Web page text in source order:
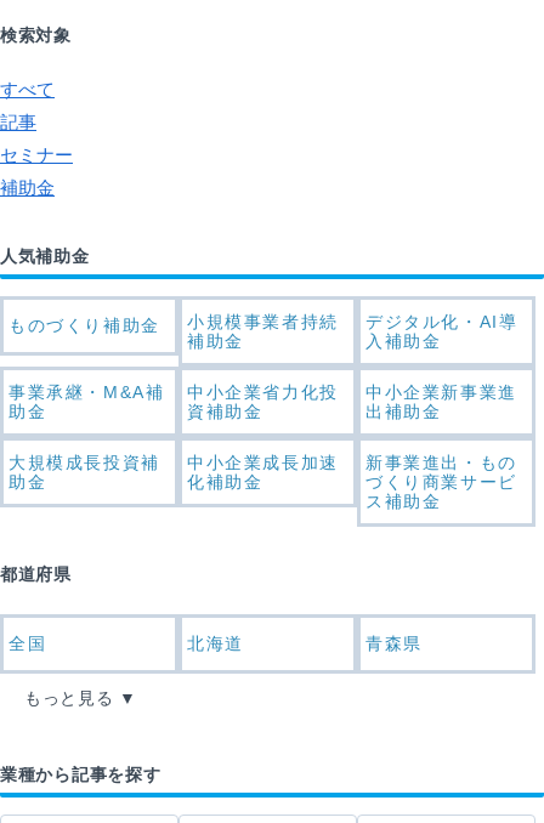
検索対象
すべて
記事
セミナー
補助金
人気補助金
ものづくり補助金
小規模事業者持続
補助金
デジタル化・AI導
入補助金
事業承継・M&A補
助金
中小企業省力化投
資補助金
中小企業新事業進
出補助金
大規模成長投資補
助金
中小企業成長加速
化補助金
新事業進出・もの
づくり商業サービ
ス補助金
都道府県
全国 北海道 青森県
もっと見る
業種から記事を探す